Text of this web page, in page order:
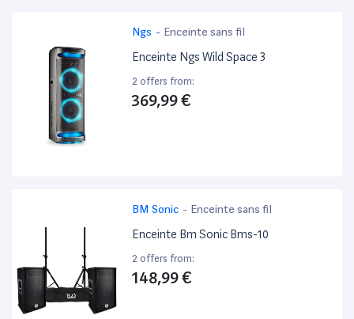
Ngs - Enceinte sans fil
Enceinte Ngs Wild Space 3
2 offers from:
369,99 €
BM Sonic - Enceinte sans fil
Enceinte Bm Sonic Bms-10
2 offers from:
148,99 €